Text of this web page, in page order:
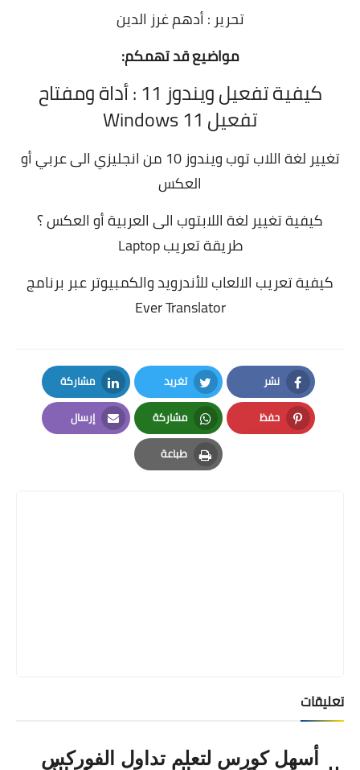
تحرير : أدهم غرز الدين
مواضيع قد تهمكم:
كيفية تفعيل ويندوز 11 : أداة ومفتاح
تفعيل Windows 11
تغيير لغة اللاب توب ويندوز 10 من انجليزي الى عربي أو
العكس
كيفية تغيير لغة اللابتوب الى العربية أو العكس ؟
طريقة تعريب Laptop
كيفية تعريب الالعاب للأندرويد والكمبيوتر عبر برنامج
Ever Translator
نشر
Facebook
تغريد
Twitter
مشاركة
LinkedIn
حفظ
Pinterest
مشاركة
Whatsapp
إرسال
Email
طباعة
Print
تعليقات
أسهل كورس لتعلم تداول الفوركس